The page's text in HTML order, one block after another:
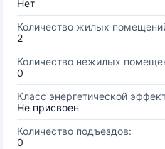
Нет
Количество жилых
2
Количество нежилых
0
Класс энергетической
Не присвоен
Количество подъездов:
0